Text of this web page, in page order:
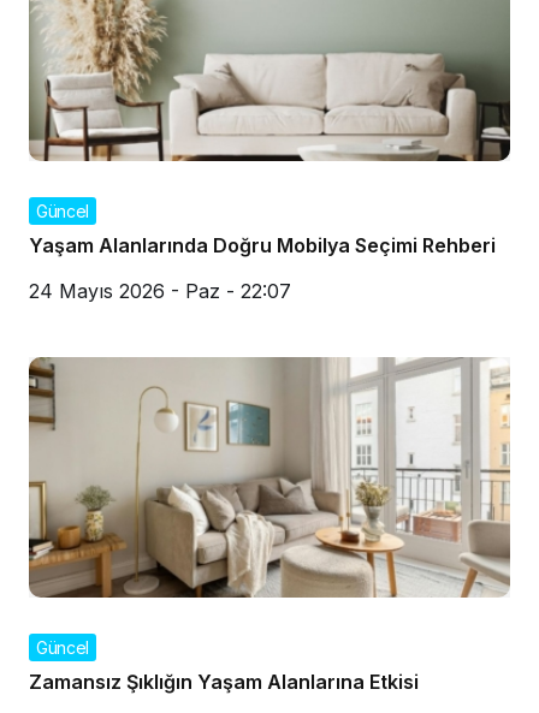
Güncel
Yaşam Alanlarında Doğru Mobilya Seçimi Rehberi
24 Mayıs 2026 - Paz - 22:07
Güncel
Zamansız Şıklığın Yaşam Alanlarına Etkisi